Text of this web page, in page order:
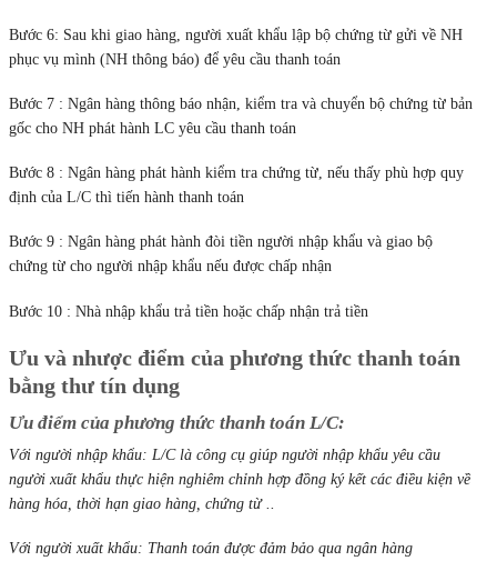
Bước 6: Sau khi giao hàng, người xuất khẩu lập bộ chứng từ gửi về NH
phục vụ mình (NH thông báo) để yêu cầu thanh toán
Bước 7 : Ngân hàng thông báo nhận, kiểm tra và chuyển bộ chứng từ bản
gốc cho NH phát hành LC yêu cầu thanh toán
Bước 8 : Ngân hàng phát hành kiểm tra chứng từ, nếu thấy phù hợp quy
định của L/C thì tiến hành thanh toán
Bước 9 : Ngân hàng phát hành đòi tiền người nhập khẩu và giao bộ
chứng từ cho người nhập khẩu nếu được chấp nhận
Bước 10 : Nhà nhập khẩu trả tiền hoặc chấp nhận trả tiền
Ưu và nhược điểm của phương thức thanh toán
bằng thư tín dụng
Ưu điểm của phương thức thanh toán L/C:
Với người nhập khẩu: L/C là công cụ giúp người nhập khẩu yêu cầu
người xuất khẩu thực hiện nghiêm chỉnh hợp đồng ký kết các điều kiện về
hàng hóa, thời hạn giao hàng, chứng từ ..
Với người xuất khẩu: Thanh toán được đảm bảo qua ngân hàng